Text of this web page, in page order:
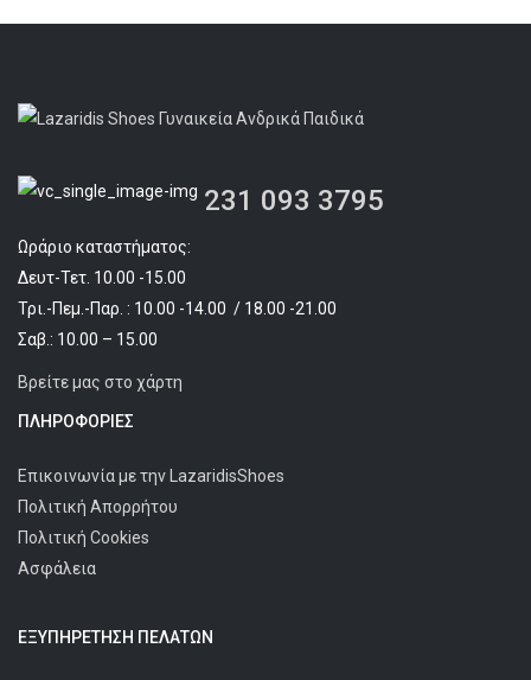
231 093 3795
Ωράριο καταστήματος:
Δευτ-Τετ. 10.00 -15.00
Τρι.-Πεμ.-Παρ. : 10.00 -14.00 / 18.00 -21.00
Σαβ.: 10.00 – 15.00
Βρείτε μας στο χάρτη
ΠΛΗΡΟΦΟΡΊΕΣ
Επικοινωνία με την LazaridisShoes
Πολιτική Απορρήτου
Πολιτική Cookies
Ασφάλεια
ΕΞΥΠΗΡΈΤΗΣΗ ΠΕΛΑΤΩΝ